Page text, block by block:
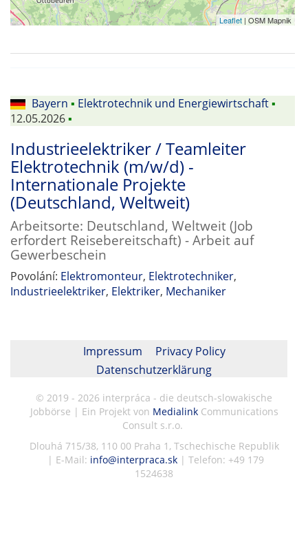
Leaflet| OSM Mapnik
Bayern ▪ Elektrotechnik und Energiewirtschaft▪
12.05.2026▪
Industrieelektriker / Teamleiter
Elektrotechnik (m/w/d) -
Internationale Projekte
(Deutschland, Weltweit)
Arbeitsorte: Deutschland, Weltweit (Job
erfordert Reisebereitschaft) - Arbeit auf
Gewerbeschein
Povolání: Elektromonteur, Elektrotechniker,
Industrieelektriker, Elektriker, Mechaniker
Impressum
Privacy Policy
Datenschutzerklärung
© 2019 - 2026 interpráca - die deutsch-slowakische
Jobbörse | Ein Projekt von MedialinkCommunications
Consult s.r.o.
Dlouhá 715/38, 110 00 Praha 1, Tschechische Republik
| E-Mail: info@interpraca.sk| Telefon: +49 179
1524638